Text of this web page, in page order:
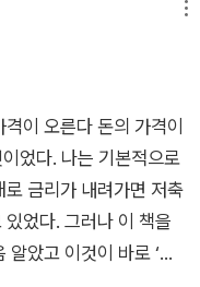
대한 비중을 미국에
가계와 기업, 국가의 재
시작될 수 있다. 〈파
자일스의 조언처럼, 이
한 적중률이 아니다. 저
가 마주할 세계 경제의
것이다. 무방비 상태로
을 먼저 읽고 한발 빠르
수준은 그렇지 못한 미
보자면 낙관적, 비관적,
승, 안정, 재하락의 가
모두 살펴본 끝에, AI가
에 더 높은 확률을 부여
디스토피아적 미래에서
더라도 그 효과가 대규
추세 성장률, 나아가 자
변동폭이 너무 커서 막
돈을 들고 있어도 믿고
욱 서러운 시절을 겪고
쇼크> 관점 포인트 : 결
자율)'는 다시 오를 것
을 일으키지도 않고 경
가리킬 때 쓰는 경제용
은행에 넣어두면 자연
이 오른다 돈의 가격이
었다. 나는 기본적으로
금리가 내려가면 저축
었다. 그러나 이 책을
알았고 이것이 바로 ‘인